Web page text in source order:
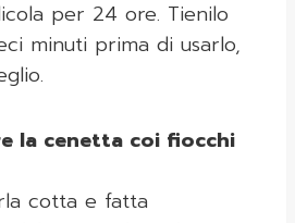
per 24 ore. Tienilo
minuti prima di usarlo,
la cenetta coi fiocchi
cotta e fatta